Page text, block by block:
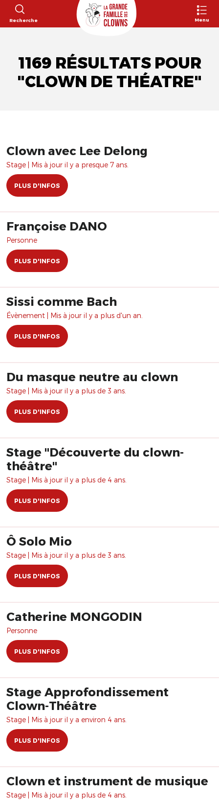
Recherche Menu
1169 RÉSULTATS POUR
"CLOWN DE THÉATRE"
Clown avec Lee Delong
Stage | Mis à jour il y a presque 7 ans.
PLUS D'INFOS
Françoise DANO
Personne
PLUS D'INFOS
Sissi comme Bach
Évènement | Mis à jour il y a plus d'un an.
PLUS D'INFOS
Du masque neutre au clown
Stage | Mis à jour il y a plus de 3 ans.
PLUS D'INFOS
Stage "Découverte du clown-
théâtre"
Stage | Mis à jour il y a plus de 4 ans.
PLUS D'INFOS
Ô Solo Mio
Stage | Mis à jour il y a plus de 3 ans.
PLUS D'INFOS
Catherine MONGODIN
Personne
PLUS D'INFOS
Stage Approfondissement
Clown-Théâtre
Stage | Mis à jour il y a environ 4 ans.
PLUS D'INFOS
Clown et instrument de musique
Stage | Mis à jour il y a plus de 4 ans.